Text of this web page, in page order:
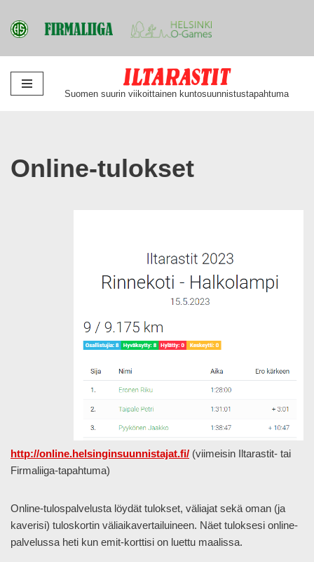
Siirry
Suomen suurin viikoittainen kuntosuunnistustapahtuma
Online-tulokset
http://online.helsinginsuunnistajat.fi/ (viimeisin Iltarastit- tai
Firmaliiga-tapahtuma)
Online-tulospalvelusta löydät tulokset, väliajat sekä oman (ja
kaverisi) tuloskortin väliaikavertailuineen. Näet tuloksesi online-
palvelussa heti kun emit-korttisi on luettu maalissa.